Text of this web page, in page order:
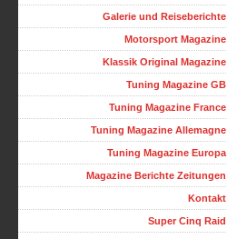
Galerie und Reiseberichte
Motorsport Magazine
Klassik Original Magazine
Tuning Magazine GB
Tuning Magazine France
Tuning Magazine Allemagne
Tuning Magazine Europa
Magazine Berichte Zeitungen
Kontakt
Super Cinq Raid